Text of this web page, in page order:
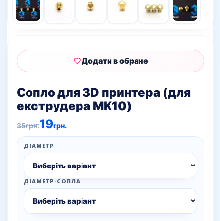
Сопло для 3D принтера (для
екструдера MK10)
35грн.
Оригінальна
ціна:
35грн..
19грн.
Поточна
ціна:
19грн..
ДІАМЕТР
ДІАМЕТР-СОПЛА
Додати в обране